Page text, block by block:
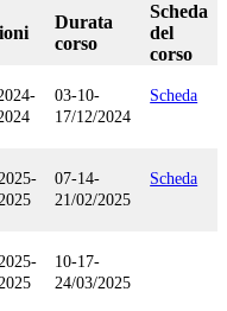
Durata
corso
Scheda
del
corso
03-10-
17/12/2024
Scheda
07-14-
21/02/2025
Scheda
10-17-
24/03/2025